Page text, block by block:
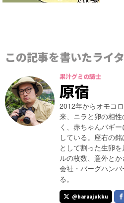
この記事を書いたライ
果汁グミの騎士
原宿
2012年からオモコ
来、ニラと卵の相
く、赤ちゃんバギ
している。座右の
として割った生卵
ルの枚数、意外と
会社・バーグハン
る。
@haraajukku